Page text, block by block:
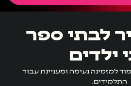
לבתי ספר
ילדים
למזמינה נעימה ומעניינת עבור
התלמידים.